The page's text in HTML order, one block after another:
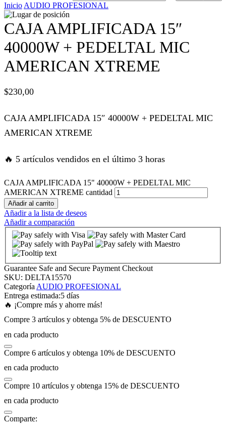
panel
panel
panel
panel
satın al
panel
panel
panel
panel
panel
panel
Inicio AUDIO PROFESIONAL
CAJA AMPLIFICADA 15″
40000W + PEDELTAL MIC
AMERICAN XTREME
$230,00
CAJA AMPLIFICADA 15″ 40000W + PEDELTAL MIC
AMERICAN XTREME
🔥 5 artículos vendidos en el último 3 horas
CAJA AMPLIFICADA 15" 40000W + PEDELTAL MIC
AMERICAN XTREME cantidad
Añadir al carrito
Añadir a la lista de deseos
Añadir a comparación
Guarantee Safe and Secure Payment Checkout
SKU: DELTA15570
Categoría AUDIO PROFESIONAL
Entrega estimada:5 días
🔥 ¡Compre más y ahorre más!
Compre 3 artículos y obtenga 5% de DESCUENTO
en cada producto
Compre 6 artículos y obtenga 10% de DESCUENTO
en cada producto
Compre 10 artículos y obtenga 15% de DESCUENTO
en cada producto
Comparte: